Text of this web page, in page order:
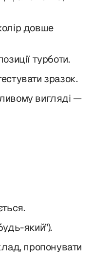
довше
турботи.
зразок.
вигляді —
який”).
пропонувати